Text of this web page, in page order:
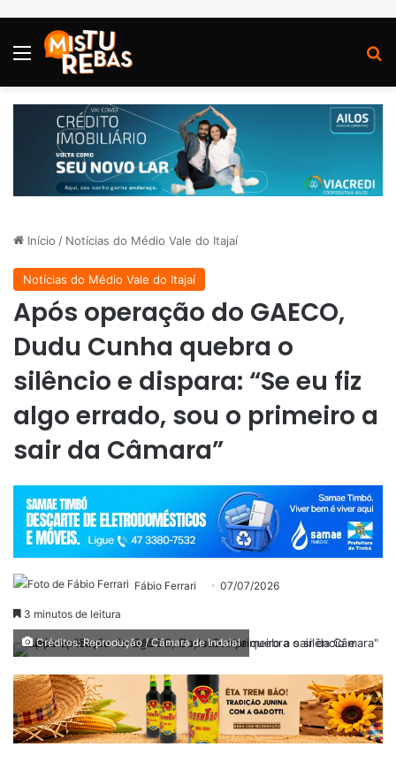
Menu
Início / Notícias do Médio Vale do Itajaí
Notícias do Médio Vale do Itajaí
Após operação do GAECO,
Dudu Cunha quebra o
silêncio e dispara: “Se eu fiz
algo errado, sou o primeiro a
sair da Câmara”
Fábio Ferrari 07/07/2026
3 minutos de leitura
Créditos: Reprodução / Câmara de Indaial